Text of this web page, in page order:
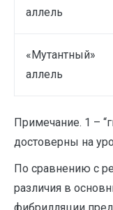
аллель
«Мутантный»
аллель
Примечание. 1 –
достоверны на
По сравнению с
различия в